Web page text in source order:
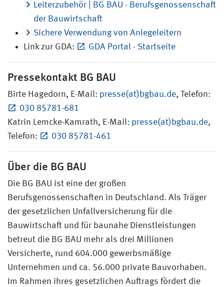
Leiterzubehör | BG BAU - Berufsgenossenschaft
der Bauwirtschaft
Sichere Verwendung von Anlegeleitern
Link zur GDA:
GDA Portal - Startseite
Pressekontakt BG BAU
Birte Hagedorn, E-Mail: presse(at)bgbau.de, Telefon:
030 85781-681
Katrin Lemcke-Kamrath, E-Mail: presse(at)bgbau.de,
Telefon:
030 85781-461
Über die BG BAU
Die BG BAU ist eine der großen
Berufsgenossenschaften in Deutschland. Als Träger
der gesetzlichen Unfallversicherung für die
Bauwirtschaft und für baunahe Dienstleistungen
betreut die BG BAU mehr als drei Millionen
Versicherte, rund 604.000 gewerbsmäßige
Unternehmen und ca. 56.000 private Bauvorhaben.
Im Rahmen ihres gesetzlichen Auftrags fördert die